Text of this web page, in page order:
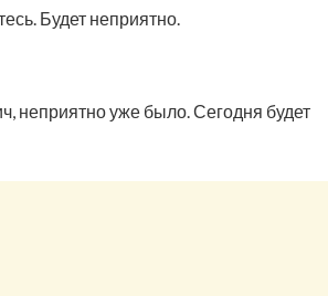
Будет неприятно.
неприятно уже было. Сегодня будет